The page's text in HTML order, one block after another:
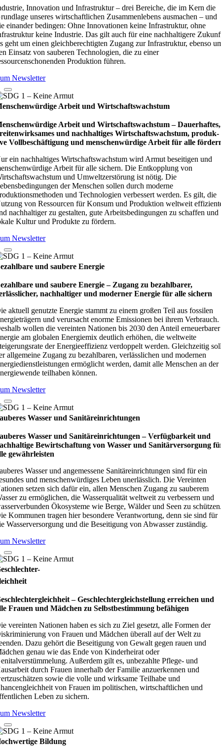
Innovation und Infrastruktur – drei Bereiche, die im Kern die
unseres wirtschaftlichen Zusammenlebens ausmachen – und
einander bedingen: Ohne Innovationen keine Infrastruktur, ohne
keine Industrie. Das gilt auch für eine nachhaltigere
geht um einen gleichberechtigten Zugang zur Infrastruktur, ebenso
Einsatz von sauberen Technologien, die zu einer
Produktion führen.
Newsletter
Arbeit und Wirtschaftswachstum
Arbeit und Wirtschaftswachstum – Dau­e­r­haf­tes,
und nach­hal­ti­ges Wirt­schafts­wachs­tum, pro­duk­
Vollbe­schäf­ti­gung und men­schen­wür­dige Arbeit für alle
ein nachhaltiges Wirtschaftswachstum wird Armut beseitigen und
Arbeit für alle sichern. Die Entkopplung von
und Umweltzerstörung ist nötig. Die
der Menschen sollen durch moderne
und Technologien verbessert werden. Es gilt, die
von Ressourcen für Konsum und Produktion weltweit
nachhaltiger zu gestalten, gute Arbeitsbedingungen zu schaffen und
Kultur und Produkte zu fördern.
Newsletter
und saubere Energie
und saubere Energie – Zugang zu bezahlbarer,
nachhaltiger und moderner Energie für alle sichern
aktuell genutzte Energie stammt zu einem großen Teil aus fossilen
und verursacht enorme Emissionen bei ihrem Verbrauch.
wollen die vereinten Nationen bis 2030 den Anteil erneuerbarer
am globalen Energiemix deutlich erhöhen, die weltweite
der Energieeffizienz verdoppelt werden. Gleichzeitig
allgemeine Zugang zu bezahlbaren, verlässlichen und modernen
ermöglicht werden, damit alle Menschen an der
teilhaben können.
Newsletter
Wasser und Sanitäreinrichtungen
Wasser und Sanitäreinrichtungen – Verfügbarkeit und
Bewirtschaftung von Wasser und Sanitärversorgung
gewährleisten
Wasser und angemessene Sanitäreinrichtungen sind für ein
und menschenwürdiges Leben unerlässlich. Die Vereinten
setzen sich dafür ein, allen Menschen Zugang zu sauberem
zu ermöglichen, die Wasserqualität weltweit zu verbessern und
Ökosysteme wie Berge, Wälder und Seen zu
Kommunen tragen hier besondere Verantwortung, denn sie sind für
Wasserversorgung und die Beseitigung von Abwasser zuständig.
Newsletter
– Geschlechtergleichstellung erreichen und
Frauen und Mädchen zu Selbstbestimmung befähigen
vereinten Nationen haben es sich zu Ziel gesetzt, alle Formen der
von Frauen und Mädchen überall auf der Welt zu
Dazu gehört die Beseitigung von Gewalt gegen rauen und
genau wie das Ende von Kinderheirat oder
Außerdem gilt es, unbezahlte Pflege- und
durch Frauen innerhalb der Familie anzuerkennen und
sowie die volle und wirksame Teilhabe und
von Frauen im politischen, wirtschaftlichen und
Leben zu sichern.
Newsletter
Bildung